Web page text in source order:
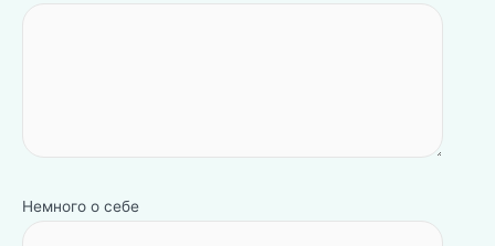
Немного о себе